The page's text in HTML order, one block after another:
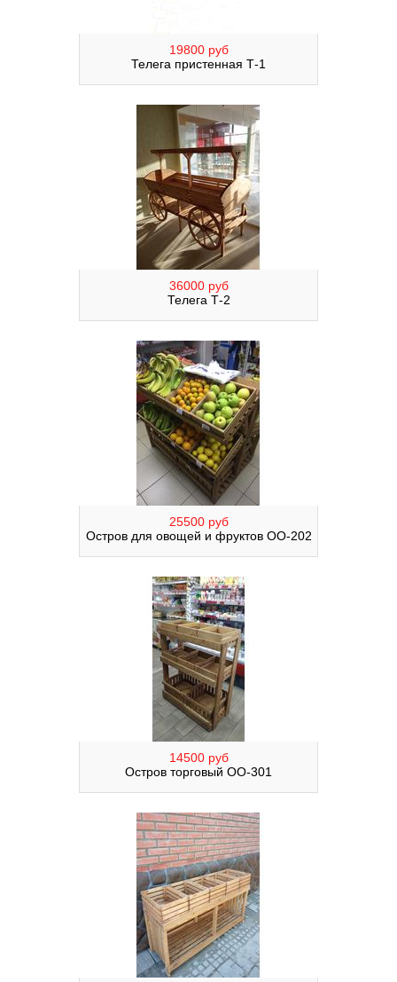
19800 руб
Телега пристенная Т-1
36000 руб
Телега Т-2
25500 руб
Остров для овощей и фруктов ОО-202
14500 руб
Остров торговый ОО-301